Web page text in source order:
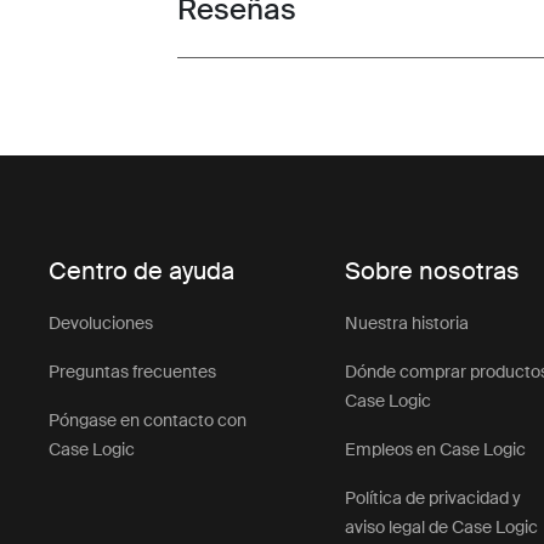
Toggle overview
Reseñas
Centro de ayuda
Devoluciones
Preguntas frecuentes
Póngase en contacto con
Case Logic
Sobre nosotras
Nuestra historia
Dónde comprar
Case Logic
Empleos en Case Logic
Política de privacidad y
aviso legal de Case Logic